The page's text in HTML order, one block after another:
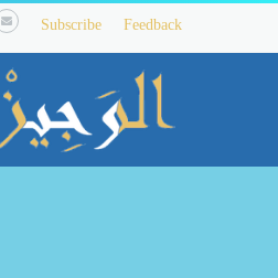
Feedback
Subscribe